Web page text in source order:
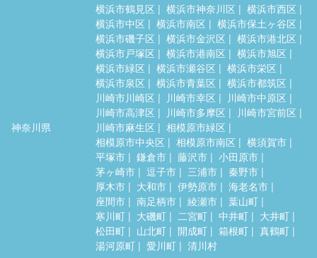
神奈川県
横浜市鶴見区 横浜市神奈川区
横浜市西区
横浜市中区
横浜市南区
横浜市保土ヶ谷区
横浜市磯子区
横浜市金沢区
横浜市港北区
横浜市戸塚区
横浜市港南区
横浜市旭区
横浜市緑区
横浜市瀬谷区
横浜市栄区
横浜市泉区
横浜市青葉区
横浜市都筑区
川崎市川崎区
川崎市幸区
川崎市中原区
川崎市高津区
川崎市多摩区
川崎市宮前区
川崎市麻生区
相模原市緑区
相模原市中央区
相模原市南区
横須賀市
平塚市
鎌倉市 藤沢市
小田原市
茅ヶ崎市
逗子市 三浦市
秦野市
厚木市
大和市 伊勢原市
海老名市
座間市
南足柄市 綾瀬市
葉山町
寒川町
大磯町 二宮町 中井町
大井町
松田町
山北町 開成町 箱根町
真鶴町
湯河原町
愛川町 清川村